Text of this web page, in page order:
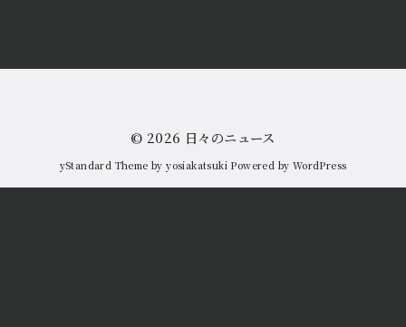
© 2026 日々のニュース
yStandard Theme byyosiakatsuki Powered by WordPress